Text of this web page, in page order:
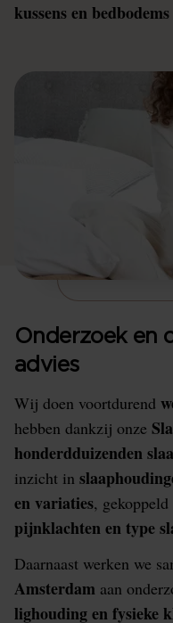
kussens en bedbodems
Onderzoek en
advies
Wij doen voortdurend
hebben dankzij onze
honderdduizenden
inzicht in
en variaties, gekoppeld
pijnklachten en type
Daarnaast werken we
Amsterdam aan
lighouding en fysieke